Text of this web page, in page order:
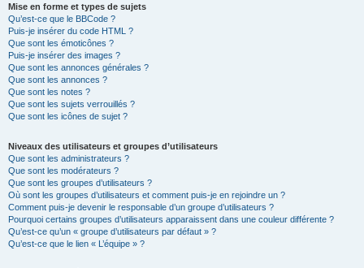
Mise en forme et types de sujets
Qu’est-ce que le BBCode ?
Puis-je insérer du code HTML ?
Que sont les émoticônes ?
Puis-je insérer des images ?
Que sont les annonces générales ?
Que sont les annonces ?
Que sont les notes ?
Que sont les sujets verrouillés ?
Que sont les icônes de sujet ?
Niveaux des utilisateurs et groupes d’utilisateurs
Que sont les administrateurs ?
Que sont les modérateurs ?
Que sont les groupes d’utilisateurs ?
Où sont les groupes d’utilisateurs et comment puis-je en rejoindre un ?
Comment puis-je devenir le responsable d’un groupe d’utilisateurs ?
Pourquoi certains groupes d’utilisateurs apparaissent dans une couleur différente ?
Qu’est-ce qu’un « groupe d’utilisateurs par défaut » ?
Qu’est-ce que le lien « L’équipe » ?